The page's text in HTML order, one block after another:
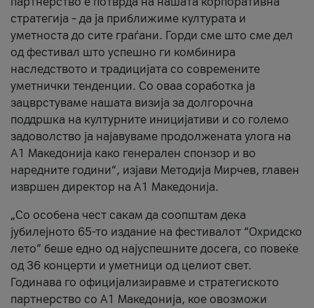
стратегија – да ја приближиме културата и
уметноста до сите граѓани. Горди сме што сме дел
од фестивал што успешно ги комбинира
наследството и традицијата со современите
уметнички тенденции. Со оваа соработка ја
зацврстуваме нашата визија за долгорочна
поддршка на културните иницијативи и со големо
задоволство ја најавуваме продолжената улога на
A1 Македонија како генерален спонзор и во
наредните години“, изјави Методија Мирчев, главен
извршен директор на A1 Македонија.
„Со особена чест сакам да соопштам дека
јубилејното 65-то издание на фестивалот “Охридско
лето” беше едно од најуспешните досега, со повеќе
од 36 концерти и уметници од целиот свет.
Годинава го официјализиравме и стратегиското
партнерство со А1 Македонија, кое овозможи